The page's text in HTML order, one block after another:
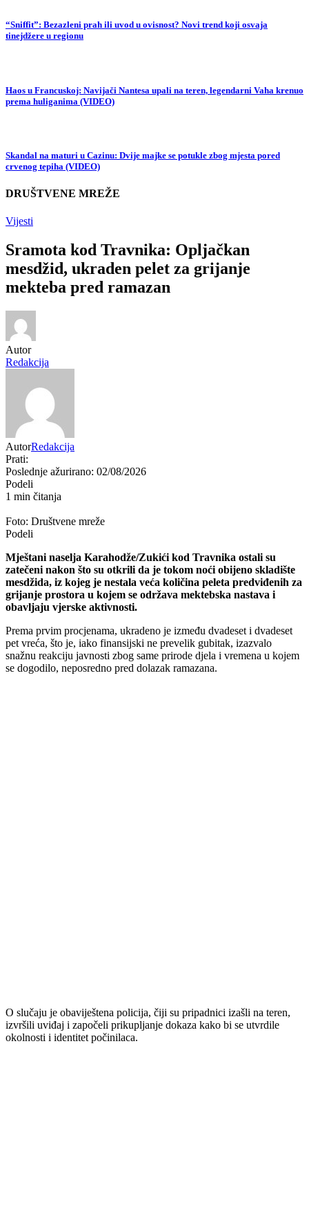
“Sniffit”: Bezazleni prah ili uvod u ovisnost? Novi trend koji osvaja
tinejdžere u regionu
Haos u Francuskoj: Navijači Nantesa upali na teren, legendarni Vaha krenuo
prema huliganima (VIDEO)
Skandal na maturi u Cazinu: Dvije majke se potukle zbog mjesta pored
crvenog tepiha (VIDEO)
DRUŠTVENE MREŽE
Vijesti
Sramota kod Travnika: Opljačkan
mesdžid, ukraden pelet za grijanje
mekteba pred ramazan
Autor
Redakcija
AutorRedakcija
Prati:
Poslednje ažurirano: 02/08/2026
Podeli
1 min čitanja
Foto: Društvene mreže
Podeli
Mještani naselja Karahodže/Zukići kod Travnika ostali su
zatečeni nakon što su otkrili da je tokom noći obijeno skladište
mesdžida, iz kojeg je nestala veća količina peleta predviđenih za
grijanje prostora u kojem se održava mektebska nastava i
obavljaju vjerske aktivnosti.
Prema prvim procjenama, ukradeno je između dvadeset i dvadeset
pet vreća, što je, iako finansijski ne prevelik gubitak, izazvalo
snažnu reakciju javnosti zbog same prirode djela i vremena u kojem
se dogodilo, neposredno pred dolazak ramazana.
O slučaju je obaviještena policija, čiji su pripadnici izašli na teren,
izvršili uviđaj i započeli prikupljanje dokaza kako bi se utvrdile
okolnosti i identitet počinilaca.